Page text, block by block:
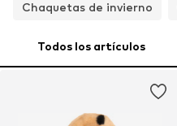
Chaquetas de invierno
Todos los artículos